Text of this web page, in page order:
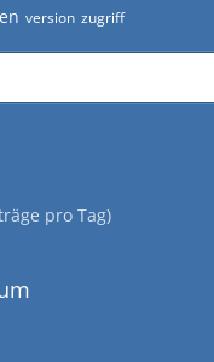
version zugriff
pro Tag)